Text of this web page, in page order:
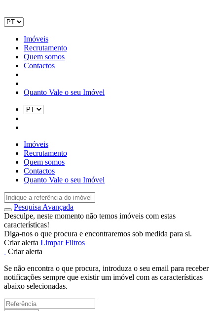
Imóveis
Recrutamento
Quem somos
Contactos
Quanto Vale o seu Imóvel
Imóveis
Recrutamento
Quem somos
Contactos
Quanto Vale o seu Imóvel
Pesquisa Avançada
Desculpe, neste momento não temos imóveis com estas
características!
Diga-nos o que procura e encontraremos sob medida para si.
Criar alerta Limpar Filtros
Criar alerta
Se não encontra o que procura, introduza o seu email para receber
notificações sempre que existir um imóvel com as características
abaixo selecionadas.